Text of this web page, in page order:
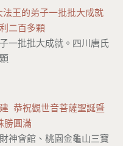
王的弟子一批批大成就
二百多顆
一批批大成就。四川唐氏
恭祝觀世音菩薩聖誕暨
勝圓滿
神會館、桃園金龜山三寶